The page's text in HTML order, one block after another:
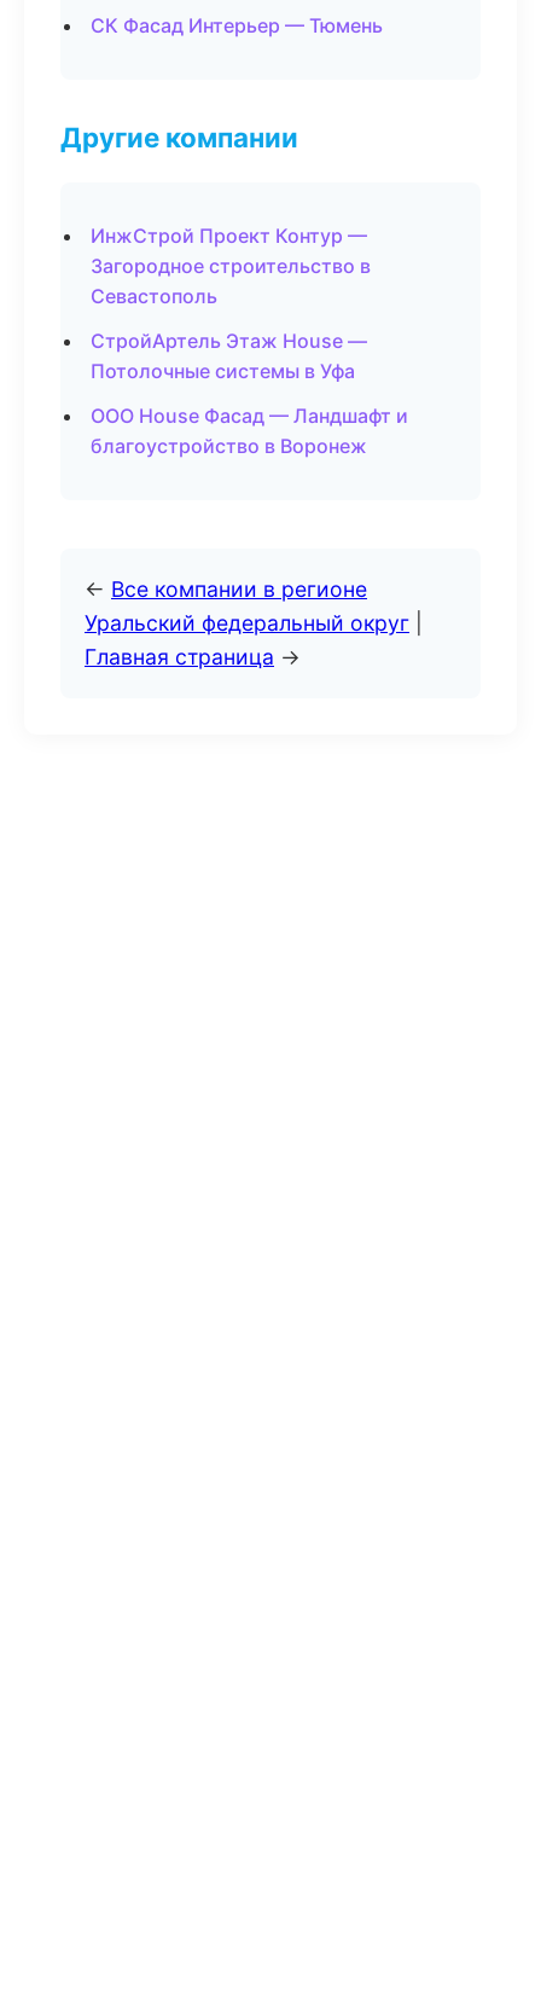
СК Фасад Интерьер — Тюмень
Другие компании
ИнжСтрой Проект Контур —
Загородное строительство в
Севастополь
СтройАртель Этаж House —
Потолочные системы в Уфа
ООО House Фасад — Ландшафт и
благоустройство в Воронеж
← Все компании в регионе
Уральский федеральный округ
Главная страница →